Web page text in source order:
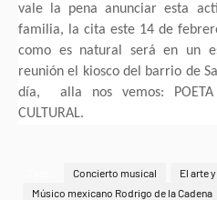
vale la pena anunciar esta
familia, la cita este 14 de
como es natural será en un
reunión el kiosco del barrio de
día, alla nos vemos: POETA
CULTURAL.
Concierto musical
El arte
Músico mexicano Rodrigo de la Cadena